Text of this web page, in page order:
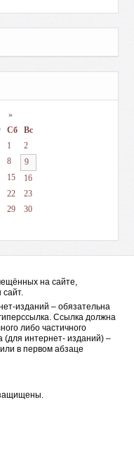
»
Сб
Вс
1
2
8
9
15
16
22
23
29
30
на сайте,
изданий – обязательна
Ссылка должна
либо частичного
(для интернет- изданий) –
в первом абзаце